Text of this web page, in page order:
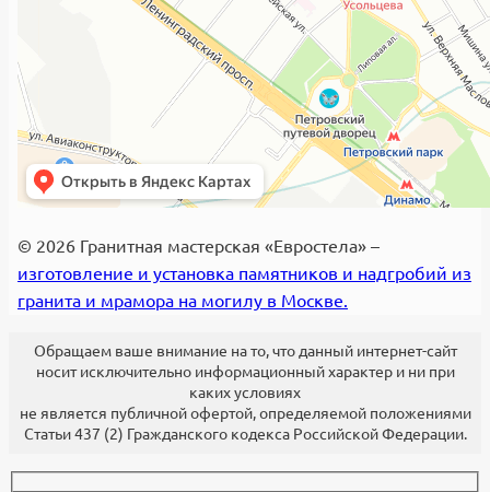
© 2026 Гранитная мастерская «Евростела» –
изготовление и установка памятников и надгробий из
гранита и мрамора на могилу в Москве.
Обращаем ваше внимание на то, что данный интернет-сайт
носит исключительно информационный характер и ни при
каких условиях
не является публичной офертой, определяемой положениями
Статьи 437 (2) Гражданского кодекса Российской Федерации.